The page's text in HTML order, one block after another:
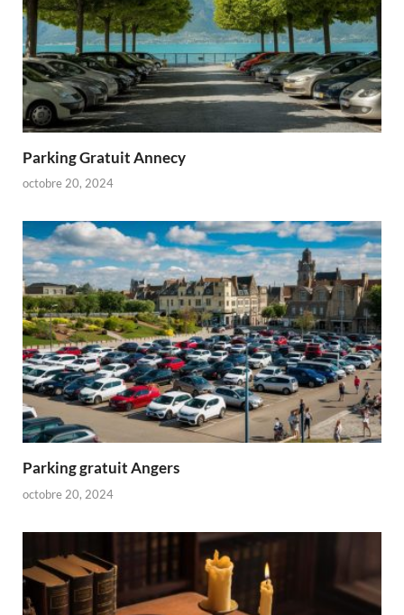
Parking Gratuit Annecy
octobre 20, 2024
Parking gratuit Angers
octobre 20, 2024